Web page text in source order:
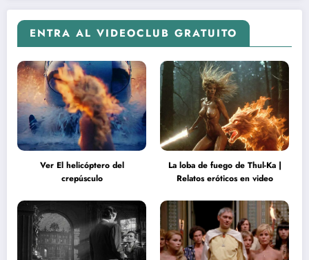
ENTRA AL VIDEOCLUB GRATUITO
Ver El helicóptero del
crepúsculo
La loba de fuego de Thul-Ka |
Relatos eróticos en video